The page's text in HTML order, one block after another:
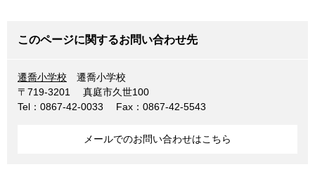
このページに関するお問い合わせ先
遷喬小学校
遷喬小学校
〒719-3201
真庭市久世100
Tel：0867-42-0033
Fax：0867-42-5543
メールでのお問い合わせはこちら